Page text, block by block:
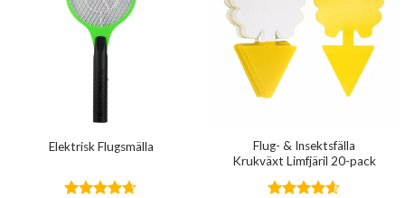
Elektrisk Flugsmälla
Flug- & Insektsfälla
Krukväxt Limfjäril 20-pack